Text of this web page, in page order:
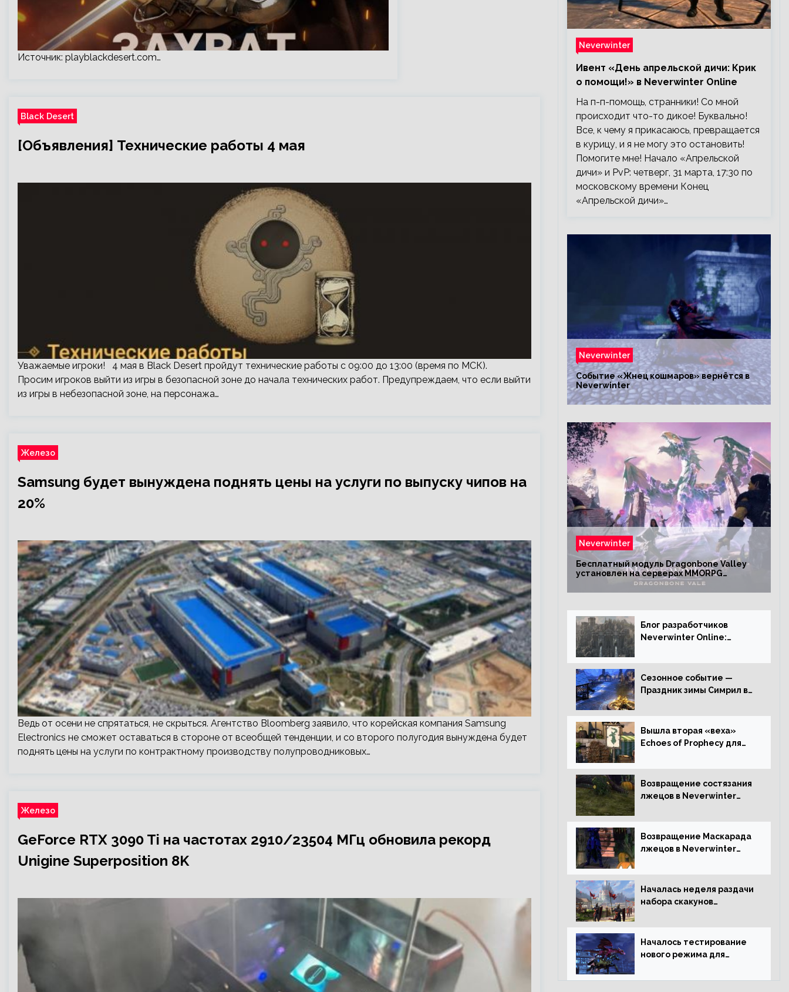
Источник: playblackdesert.com…
Black Desert
[Объявления] Технические работы 4 мая
Уважаемые игроки! 4 мая в Black Desert пройдут технические работы с 09:00 до 13:00 (время по МСК).
Просим игроков выйти из игры в безопасной зоне до начала технических работ. Предупреждаем, что если выйти
из игры в небезопасной зоне, на персонажа…
Железо
Samsung будет вынуждена поднять цены на услуги по выпуску чипов на
20%
Ведь от осени не спрятаться, не скрыться. Агентство Bloomberg заявило, что корейская компания Samsung
Electronics не сможет оставаться в стороне от всеобщей тенденции, и со второго полугодия вынуждена будет
поднять цены на услуги по контрактному производству полупроводниковых…
Железо
GeForce RTX 3090 Ti на частотах 2910/23504 МГц обновила рекорд
Unigine Superposition 8K
Neverwinter
Ивент «День апрельской дичи: Крик
о помощи!» в Neverwinter Online
На п-п-помощь, странники! Со мной
происходит что-то дикое! Буквально!
Все, к чему я прикасаюсь, превращается
в курицу, и я не могу это остановить!
Помогите мне! Начало «Апрельской
дичи» и PvP: четверг, 31 марта, 17:30 по
московскому времени Конец
«Апрельской дичи»…
Neverwinter
Событие «Жнец кошмаров» вернётся в
Neverwinter
Neverwinter
Бесплатный модуль Dragonbone Valley
установлен на серверах MMORPG
Блог разработчиков
Neverwinter Online:
Костей
Сезонное событие —
Праздник зимы Симрил в
Вышла вторая «веха»
Echoes of Prophecy для
Возвращение состязания
лжецов в Neverwinter
Возвращение Маскарада
лжецов в Neverwinter
Началась неделя раздачи
набора скакунов
Началось тестирование
нового режима для
Neverwinter online